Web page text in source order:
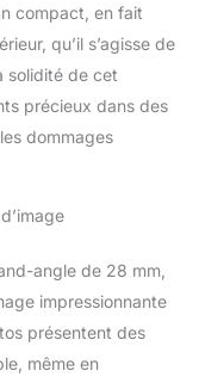
à LED
éclairage
en
macro.
de vue
les modes
ont été
sur la base
photos
afin
les couleurs
compact, en fait
qu’il s’agisse de
solidité de cet
précieux dans des
dommages
angle de 28 mm,
impressionnante
présentent des
même en